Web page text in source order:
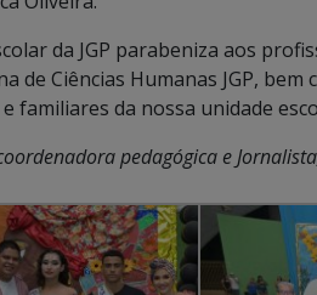
da JGP parabeniza aos
de Ciências Humanas JGP,
familiares da nossa unidade
pedagógica e